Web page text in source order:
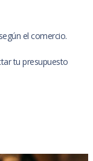
el comercio.
tu presupuesto